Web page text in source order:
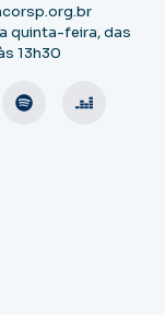
quinta-feira, das
13h30